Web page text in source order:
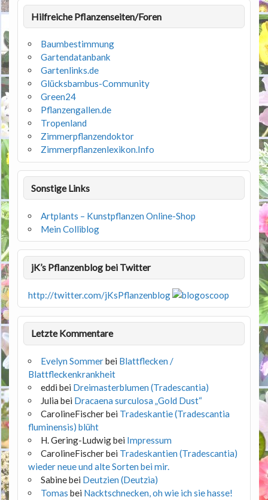
Hilfreiche Pflanzenseiten/Foren
Baumbestimmung
Gartendatanbank
Gartenlinks.de
Glücksbambus-Community
Green24
Pflanzengallen.de
Tropenland
Zimmerpflanzendoktor
Zimmerpflanzenlexikon.Info
Sonstige Links
Artplants – Kunstpflanzen Online-Shop
Mein Colliblog
jK’s Pflanzenblog bei Twitter
http://twitter.com/jKsPflanzenblog
Letzte Kommentare
Evelyn Sommerbei Blattflecken /
Blattfleckenkrankheit
eddibei Dreimasterblumen (Tradescantia)
Julia bei Dracaena surculosa „Gold Dust“
CarolineFischerbei Tradeskantie (Tradescantia
fluminensis) blüht
H. Gering-Ludwigbei Impressum
CarolineFischerbei Tradeskantien (Tradescantia)
wieder neue und alte Sorten bei mir.
Sabinebei Deutzien (Deutzia)
Tomas bei Nacktschnecken, oh wie ich sie hasse!